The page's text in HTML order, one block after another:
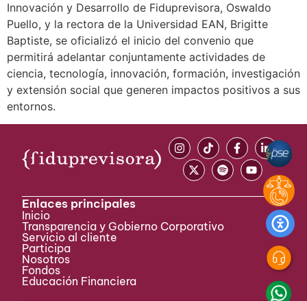
Innovación y Desarrollo de Fiduprevisora, Oswaldo
Puello, y la rectora de la Universidad EAN, Brigitte
Baptiste, se oficializó el inicio del convenio que
permitirá adelantar conjuntamente actividades de
ciencia, tecnología, innovación, formación, investigación
y extensión social que generen impactos positivos a sus
entornos.
Enlaces principales
Inicio
Transparencia y Gobierno Corporativo
Servicio al cliente
Participa ​
Nosotros
Fondos
Educación Financiera